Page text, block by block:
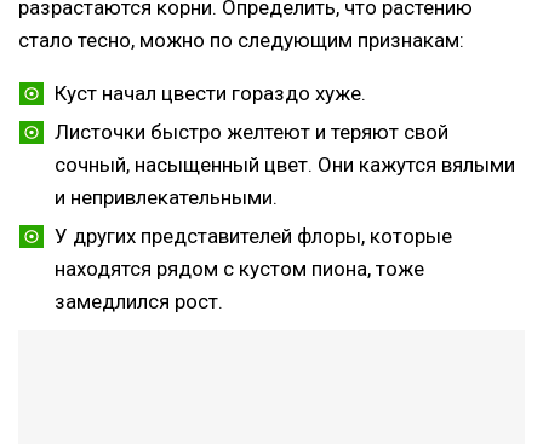
разрастаются корни. Определить, что растению
стало тесно, можно по следующим признакам:
Куст начал цвести гораздо хуже.
Листочки быстро желтеют и теряют свой
сочный, насыщенный цвет. Они кажутся вялыми
и непривлекательными.
У других представителей флоры, которые
находятся рядом с кустом пиона, тоже
замедлился рост.